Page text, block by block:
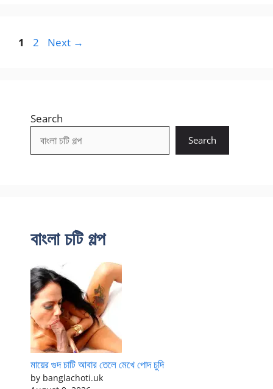
Page
1 Page
2 Next →
Search
Search
বাংলা চটি গল্প
মায়ের গুদ চাটি আবার তেলে মেখে পোদ চুদি
by banglachoti.uk